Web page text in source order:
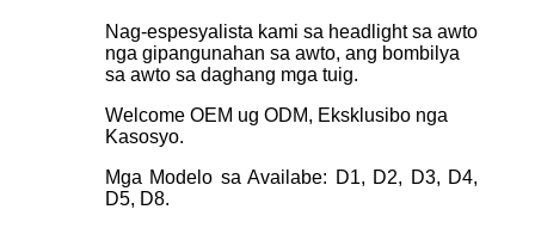
Nag-espesyalista kami sa headlight sa awto
nga gipangunahan sa awto, ang bombilya
sa awto sa daghang mga tuig.
Welcome OEM ug ODM, Eksklusibo nga
Kasosyo.
Mga Modelo sa Availabe: D1, D2, D3, D4,
D5, D8.